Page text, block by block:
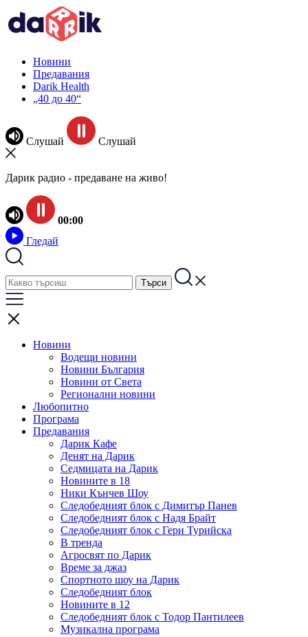
Новини
Предавания
Darik Health
„40 до 40“
Слушай Слушай
Дарик радио - предаване на живо!
00:00
Гледай
Новини
Водещи новини
Новини България
Новини от Света
Регионални новини
Любопитно
Програма
Предавания
Дарик Кафе
Денят на Дарик
Седмицата на Дарик
Новините в 18
Ники Кънчев Шоу
Следобедният блок с Димитър Панев
Следобедният блок с Надя Брайт
Следобедният блок с Гери Турийска
В тренда
Агросвят по Дарик
Време за джаз
Спортното шоу на Дарик
Следобедният блок
Новините в 12
Следобедният блок с Тодор Пантилеев
Музикална програма